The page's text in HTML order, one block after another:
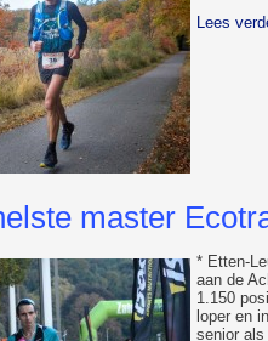
Lees
master
* Etten-
aan de
1.150
loper en
senior